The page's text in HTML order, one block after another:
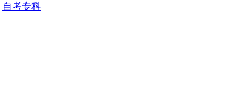
自考专科